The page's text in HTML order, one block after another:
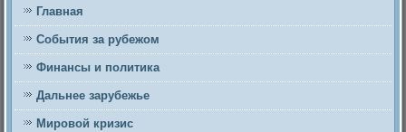
Главная
События за рубежом
Финансы и политика
Дальнее зарубежье
Мировой кризис